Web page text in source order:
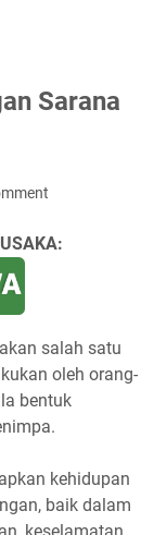
Sarana
salah satu
oleh orang-
bentuk
kehidupan
baik dalam